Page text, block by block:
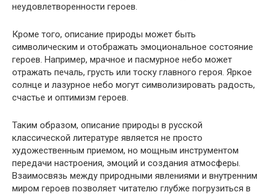
неудовлетворенности героев.
Кроме того, описание природы может быть
символическим и отображать эмоциональное состояние
героев. Например, мрачное и пасмурное небо может
отражать печаль, грусть или тоску главного героя. Яркое
солнце и лазурное небо могут символизировать радость,
счастье и оптимизм героев.
Таким образом, описание природы в русской
классической литературе является не просто
художественным приемом, но мощным инструментом
передачи настроения, эмоций и создания атмосферы.
Взаимосвязь между природными явлениями и внутренним
миром героев позволяет читателю глубже погрузиться в